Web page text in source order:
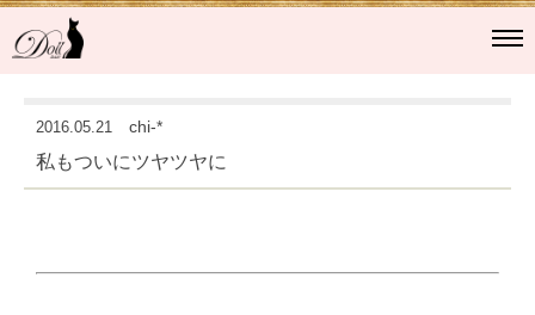
ドールヘアーについて
2016.05.21 chi-*
私もついにツヤツヤに